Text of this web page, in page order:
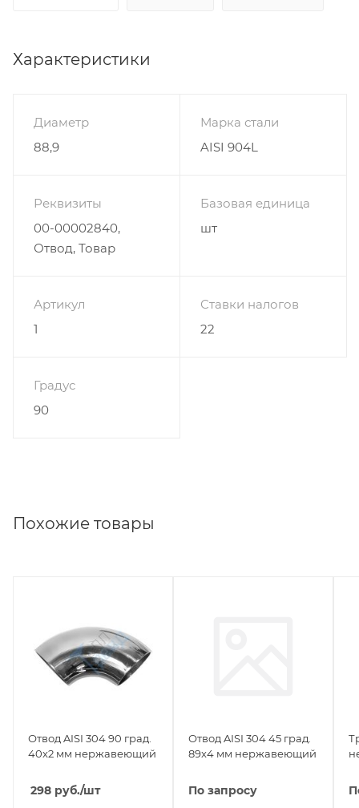
Характеристики
Диаметр
88,9
Марка стали
AISI 904L
Реквизиты
00-00002840,
Отвод, Товар
Базовая единица
шт
Артикул
1
Ставки налогов
22
Градус
90
Похожие товары
Отвод AISI 304 90 град.
40x2 мм нержавеющий
298 руб./шт
Отвод AISI 304 45 град.
89x4 мм нержавеющий
По запросу